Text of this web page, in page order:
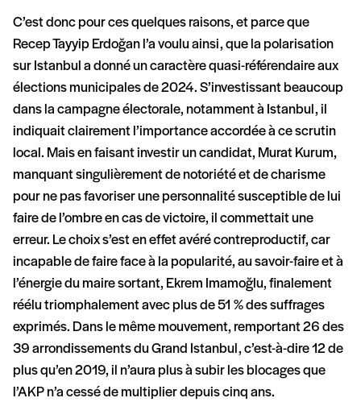
C’est donc pour ces quelques raisons, et parce que
Recep Tayyip Erdoğan l’a voulu ainsi, que la polarisation
sur Istanbul a donné un caractère quasi-référendaire aux
élections municipales de 2024. S’investissant beaucoup
dans la campagne électorale, notamment à Istanbul, il
indiquait clairement l’importance accordée à ce scrutin
local. Mais en faisant investir un candidat, Murat Kurum,
manquant singulièrement de notoriété et de charisme
pour ne pas favoriser une personnalité susceptible de lui
faire de l’ombre en cas de victoire, il commettait une
erreur. Le choix s’est en effet avéré contreproductif, car
incapable de faire face à la popularité, au savoir-faire et à
l’énergie du maire sortant, Ekrem Imamoğlu, finalement
réélu triomphalement avec plus de 51 % des suffrages
exprimés. Dans le même mouvement, remportant 26 des
39 arrondissements du Grand Istanbul, c’est-à-dire 12 de
plus qu’en 2019, il n’aura plus à subir les blocages que
l’AKP n’a cessé de multiplier depuis cinq ans.